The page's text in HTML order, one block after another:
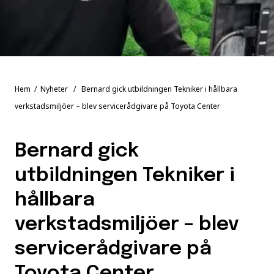
Hem / Nyheter / Bernard gick utbildningen Tekniker i hållbara
verkstadsmiljöer – blev servicerådgivare på Toyota Center
Bernard gick
utbildningen Tekniker i
hållbara
verkstadsmiljöer – blev
servicerådgivare på